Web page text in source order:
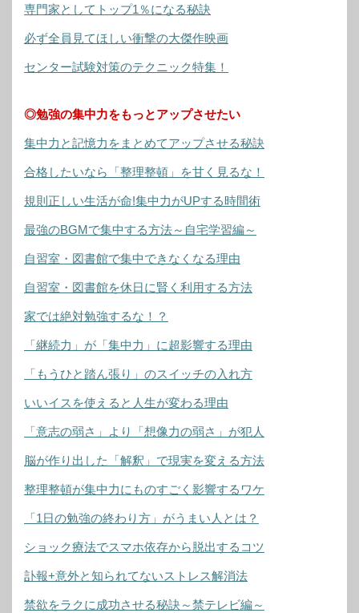
専門家としてトップ1％になる秘訣
必ず全員見てほしい衝撃の大傑作映画
センター試験対策のテクニック特集！
◎勉強の集中力をもっとアップさせたい
集中力と記憶力をまとめてアップさせる秘訣
合格したいなら「整理整頓」を甘く見るな！
規則正しい生活が命!集中力がUPする時間術
最強のBGMで集中する方法～自宅学習編～
自習室・図書館で集中できなくなる理由
自習室・図書館を休日に賢く利用する方法
家では絶対勉強するな！？
「継続力」が「集中力」に超影響する理由
「もうひと踏ん張り」のスイッチの入れ方
いいイスを使えると人生が変わる理由
「意志の弱さ」より「想像力の弱さ」が犯人
脳が作り出した「解釈」で現実を変える方法
整理整頓が集中力にものすごく影響するワケ
「1日の勉強の終わり方」がうまい人とは？
ショック療法でスマホ依存から脱出するコツ
訃報+意外と知られてないストレス解消法
禁欲をラクに成功させる秘訣～禁テレビ編～